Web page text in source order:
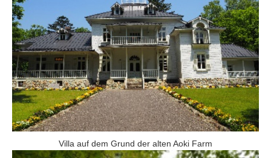
Villa auf dem Grund der alten Aoki Farm